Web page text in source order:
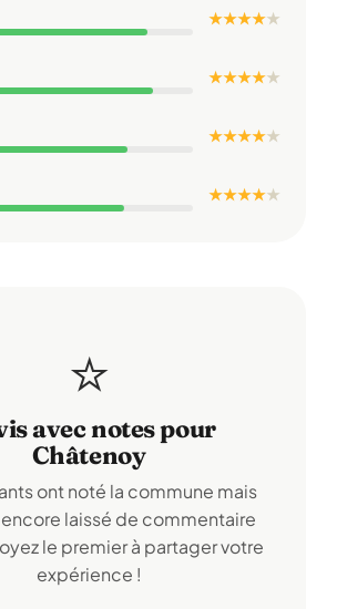
★ ★ ★ ★★
★ ★ ★ ★★
★ ★ ★ ★★
★ ★ ★ ★★
⭐
avec notes pour
Châtenoy
ont noté la commune mais
laissé de commentaire
le premier à partager votre
expérience !